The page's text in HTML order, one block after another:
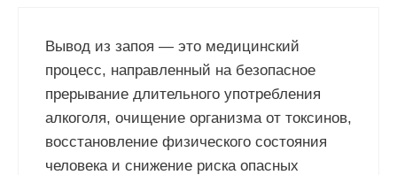
Вывод из запоя — это медицинский
процесс, направленный на безопасное
прерывание длительного употребления
алкоголя, очищение организма от токсинов,
восстановление физического состояния
человека и снижение риска опасных